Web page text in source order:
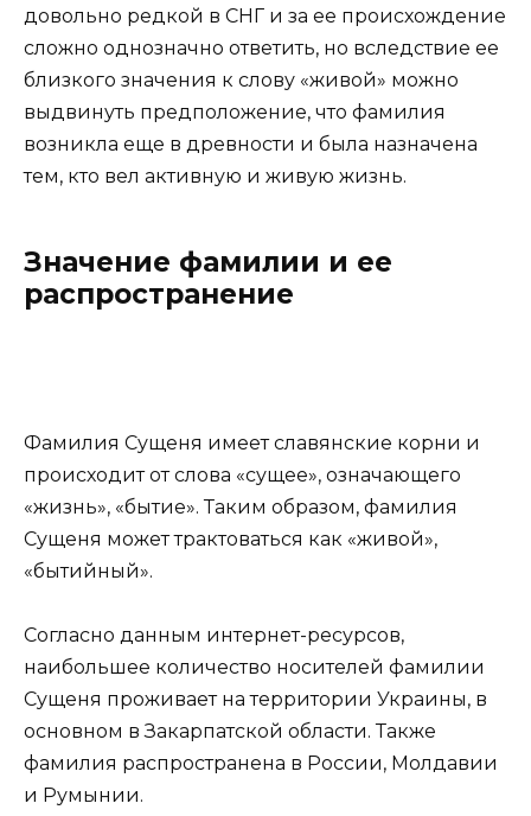
довольно редкой в СНГ и за ее происхождение
сложно однозначно ответить, но вследствие ее
близкого значения к слову «живой» можно
выдвинуть предположение, что фамилия
возникла еще в древности и была назначена
тем, кто вел активную и живую жизнь.
Значение фамилии и ее
распространение
Фамилия Сущеня имеет славянские корни и
происходит от слова «сущее», означающего
«жизнь», «бытие». Таким образом, фамилия
Сущеня может трактоваться как «живой»,
«бытийный».
Согласно данным интернет-ресурсов,
наибольшее количество носителей фамилии
Сущеня проживает на территории Украины, в
основном в Закарпатской области. Также
фамилия распространена в России, Молдавии
и Румынии.